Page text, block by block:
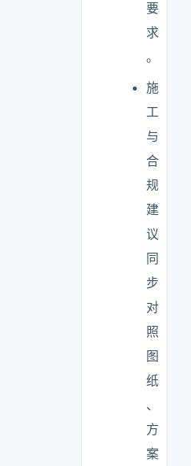
要
求
。
施
工
与
合
规
建
议
同
步
对
照
图
纸
、
方
案